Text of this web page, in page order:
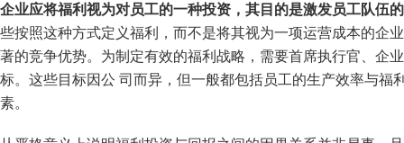
企业应将福利视为对员工的一种投资，其目的是激发员工队伍
些按照这种方式定义福利，而不是将其视为一项运营成本的企
著的竞争优势。为制定有效的福利战略，需要首席执行官、企
标。这些目标因公 司而异，但一般都包括员工的生产效率与福
素。